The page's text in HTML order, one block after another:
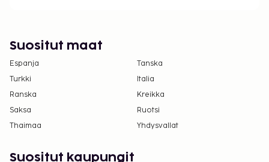
saatavuudesta): 20 EUR
Yllä oleva luettelo ei ehkä kata kaikkea. Maksut ja
takuumaksut eivät välttämättä sisällä veroja, ja ne
Kansallisten määräysten vuoksi käteismaksut
tässä majoituspaikassa. Saat lisätietoja asiasta
Suositut maat
Espanja
Tanska
Turkki
Italia
Ranska
Kreikka
Saksa
Ruotsi
Thaimaa
Yhdysvallat
Suositut kaupungit